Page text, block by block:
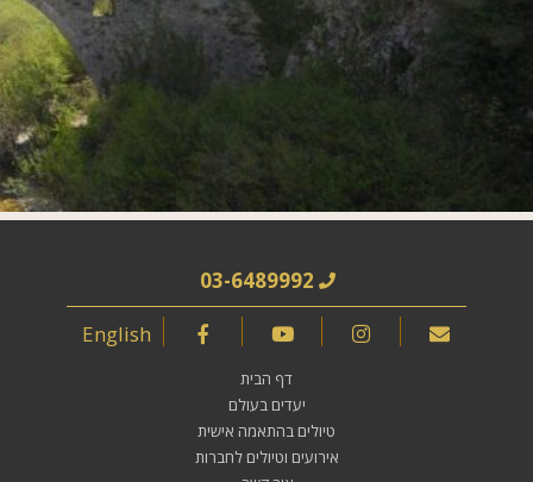
03-6489992
English
דף הבית
יעדים בעולם
טיולים בהתאמה אישית
אירועים וטיולים לחברות